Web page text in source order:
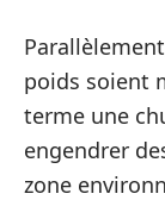
poids soient
terme une
engendrer
zone